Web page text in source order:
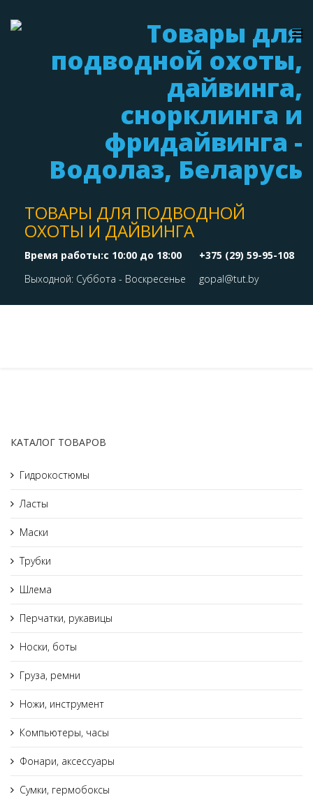
ТОВАРЫ ДЛЯ ПОДВОДНОЙ
ОХОТЫ И ДАЙВИНГА
Время работы:с 10:00 до 18:00
Выходной: Суббота - Воскресенье
+375 (29) 59-95-108
gopal@tut.by
КАТАЛОГ ТОВАРОВ
Гидрокостюмы
Ласты
Маски
Трубки
Шлема
Перчатки, рукавицы
Носки, боты
Груза, ремни
Ножи, инструмент
Компьютеры, часы
Фонари, аксессуары
Сумки, гермобоксы